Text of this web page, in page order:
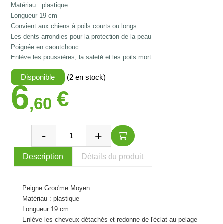
Matériau : plastique
Longueur 19 cm
Convient aux chiens à poils courts ou longs
Les dents arrondies pour la protection de la peau
Poignée en caoutchouc
Enlève les poussières, la saleté et les poils mort
Disponible (2 en stock)
6,60 €
Description Détails du produit
Peigne Groo'me Moyen
Matériau : plastique
Longueur 19 cm
Enlève les cheveux détachés et redonne de l'éclat au pelage